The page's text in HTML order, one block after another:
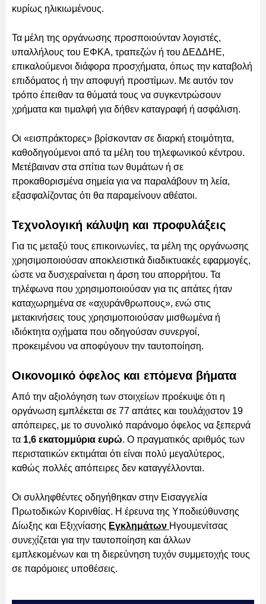
κυρίως ηλικιωμένους.
Τα μέλη της οργάνωσης προσποιούνταν λογιστές,
υπαλλήλους του ΕΦΚΑ, τραπεζών ή του ΔΕΔΔΗΕ,
επικαλούμενοι διάφορα προσχήματα, όπως την καταβολή
επιδόματος ή την αποφυγή προστίμων. Με αυτόν τον
τρόπο έπειθαν τα θύματά τους να συγκεντρώσουν
χρήματα και τιμαλφή για δήθεν καταγραφή ή ασφάλιση.
Οι «εισπράκτορες» βρίσκονταν σε διαρκή ετοιμότητα,
καθοδηγούμενοι από τα μέλη του τηλεφωνικού κέντρου.
Μετέβαιναν στα σπίτια των θυμάτων ή σε
προκαθορισμένα σημεία για να παραλάβουν τη λεία,
εξασφαλίζοντας ότι θα παραμείνουν αθέατοι.
Τεχνολογική κάλυψη και προφυλάξεις
Για τις μεταξύ τους επικοινωνίες, τα μέλη της οργάνωσης
χρησιμοποιούσαν αποκλειστικά διαδικτυακές εφαρμογές,
ώστε να δυσχεραίνεται η άρση του απορρήτου. Τα
τηλέφωνα που χρησιμοποιούσαν για τις απάτες ήταν
καταχωρημένα σε «αχυράνθρωπους», ενώ στις
μετακινήσεις τους χρησιμοποιούσαν μισθωμένα ή
ιδιόκτητα οχήματα που οδηγούσαν συνεργοί,
προκειμένου να αποφύγουν την ταυτοποίηση.
Οικονομικό όφελος και επόμενα βήματα
Από την αξιολόγηση των στοιχείων προέκυψε ότι η
οργάνωση εμπλέκεται σε 77 απάτες και τουλάχιστον 19
απόπειρες, με το συνολικό παράνομο όφελος να ξεπερνά
τα 1,6 εκατομμύρια ευρώ. Ο πραγματικός αριθμός των
περιστατικών εκτιμάται ότι είναι πολύ μεγαλύτερος,
καθώς πολλές απόπειρες δεν καταγγέλλονται.
Οι συλληφθέντες οδηγήθηκαν στην Εισαγγελία
Πρωτοδικών Κορινθίας. Η έρευνα της Υποδιεύθυνσης
Δίωξης και Εξιχνίασης Εγκλημάτων Ηγουμενίτσας
συνεχίζεται για την ταυτοποίηση και άλλων
εμπλεκομένων και τη διερεύνηση τυχόν συμμετοχής τους
σε παρόμοιες υποθέσεις.